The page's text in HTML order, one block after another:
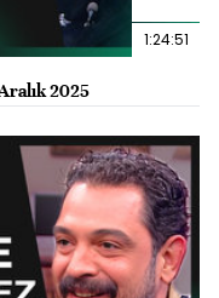
1:24:51
2025